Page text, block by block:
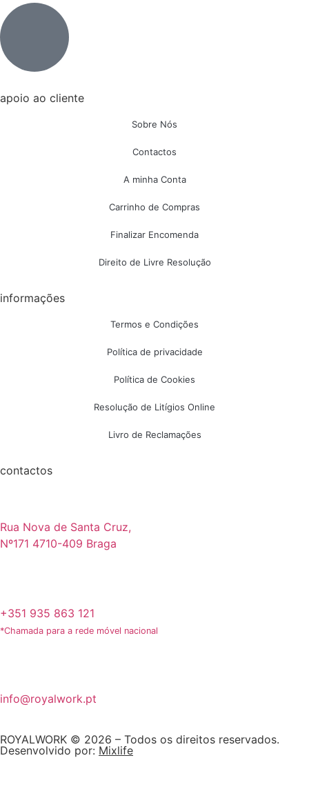
apoio ao cliente
Sobre Nós
Contactos
A minha Conta
Carrinho de Compras
Finalizar Encomenda
Direito de Livre Resolução
informações
Termos e Condições
Política de privacidade
Política de Cookies
Resolução de Litígios Online
Livro de Reclamações
contactos
Rua Nova de Santa Cruz,
Nº171 4710-409 Braga
+351 935 863 121
*Chamada para a rede móvel nacional
info@royalwork.pt
ROYALWORK © 2026 – Todos os direitos reservados.
Desenvolvido por: Mixlife